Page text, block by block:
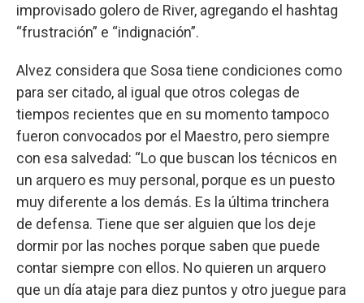
improvisado golero de River, agregando el hashtag
“frustración” e “indignación”.
Alvez considera que Sosa tiene condiciones como
para ser citado, al igual que otros colegas de
tiempos recientes que en su momento tampoco
fueron convocados por el Maestro, pero siempre
con esa salvedad: “Lo que buscan los técnicos en
un arquero es muy personal, porque es un puesto
muy diferente a los demás. Es la última trinchera
de defensa. Tiene que ser alguien que los deje
dormir por las noches porque saben que puede
contar siempre con ellos. No quieren un arquero
que un día ataje para diez puntos y otro juegue para